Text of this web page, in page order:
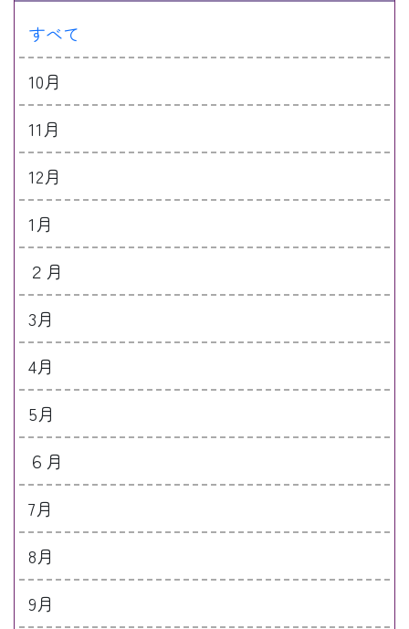
すべて
10月
11月
12月
1月
２月
3月
4月
5月
６月
7月
8月
9月